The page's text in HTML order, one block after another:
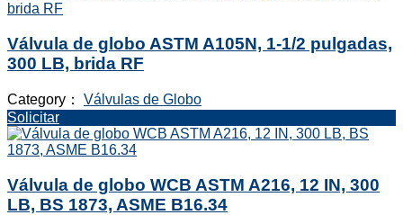
Válvula de globo ASTM A105N, 1-1/2 pulgadas,
300 LB, brida RF
Category： Válvulas de Globo
Solicitar
Válvula de globo WCB ASTM A216, 12 IN, 300
LB, BS 1873, ASME B16.34